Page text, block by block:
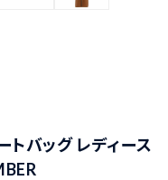
トバッグ レディース